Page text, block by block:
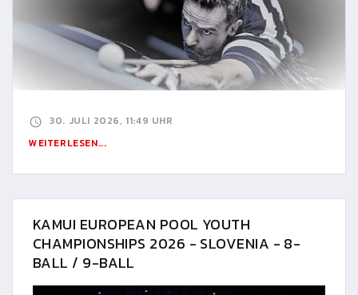
30. JULI 2026, 11:49 UHR
WEITERLESEN...
KAMUI EUROPEAN POOL YOUTH
CHAMPIONSHIPS 2026 - SLOVENIA - 8-
BALL / 9-BALL